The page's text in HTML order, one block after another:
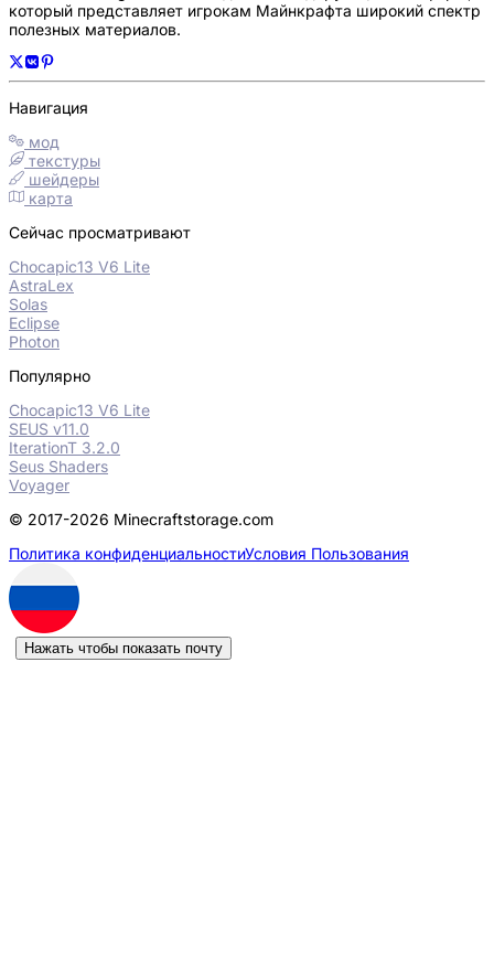
который представляет игрокам Майнкрафта широкий спектр
полезных материалов.
Навигация
мод
текстуры
шейдеры
карта
Сейчас просматривают
Chocapic13 V6 Lite
AstraLex
Solas
Eclipse
Photon
Популярно
Chocapic13 V6 Lite
SEUS v11.0
IterationT 3.2.0
Seus Shaders
Voyager
© 2017-2026 Minecraftstorage.com
Политика конфиденциальностиУсловия Пользования
Нажать чтобы показать почту